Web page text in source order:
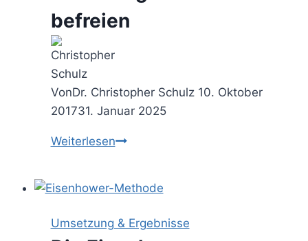
befreien
VonDr. Christopher Schulz 10. Oktober
201731. Januar 2025
WeiterlesenDas
–
den
Alltag
Umsetzung & Ergebnisse